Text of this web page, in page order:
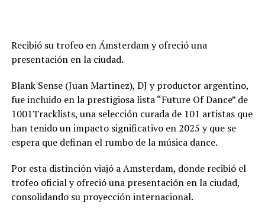
Recibió su trofeo en Ámsterdam y ofreció una
presentación en la ciudad.
Blank Sense (Juan Martinez), DJ y productor argentino,
fue incluido en la prestigiosa lista “Future Of Dance” de
1001Tracklists, una selección curada de 101 artistas que
han tenido un impacto significativo en 2025 y que se
espera que definan el rumbo de la música dance.
Por esta distinción viajó a Amsterdam, donde recibió el
trofeo oficial y ofreció una presentación en la ciudad,
consolidando su proyección internacional.